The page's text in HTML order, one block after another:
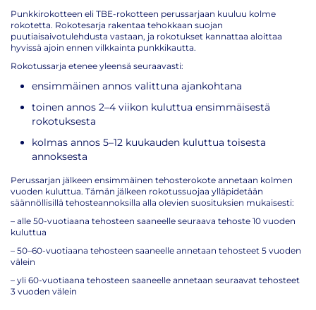
Punkkirokotteen eli TBE-rokotteen perussarjaan kuuluu kolme
rokotetta. Rokotesarja rakentaa tehokkaan suojan
puutiaisaivotulehdusta vastaan, ja rokotukset kannattaa aloittaa
hyvissä ajoin ennen vilkkainta punkkikautta.
Rokotussarja etenee yleensä seuraavasti:
ensimmäinen annos valittuna ajankohtana
toinen annos 2–4 viikon kuluttua ensimmäisestä
rokotuksesta
kolmas annos 5–12 kuukauden kuluttua toisesta
annoksesta
Perussarjan jälkeen ensimmäinen tehosterokote annetaan kolmen
vuoden kuluttua. Tämän jälkeen rokotussuojaa ylläpidetään
säännöllisillä tehosteannoksilla alla olevien suosituksien mukaisesti:
– alle 50-vuotiaana tehosteen saaneelle seuraava tehoste 10 vuoden
kuluttua
– 50–60-vuotiaana tehosteen saaneelle annetaan tehosteet 5 vuoden
välein
– yli 60-vuotiaana tehosteen saaneelle annetaan seuraavat tehosteet
3 vuoden välein